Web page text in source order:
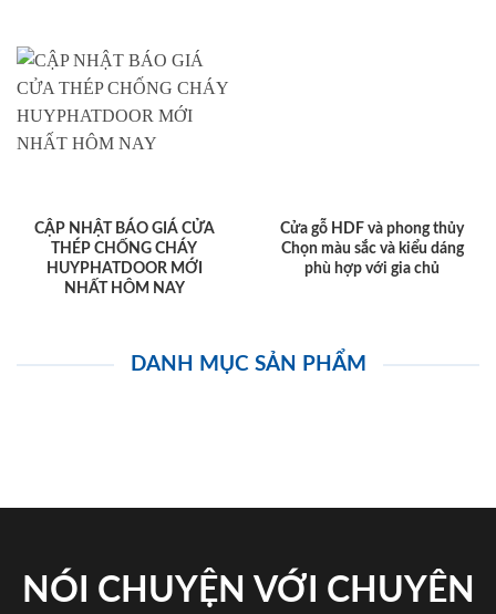
CẬP NHẬT BÁO GIÁ CỬA
THÉP CHỐNG CHÁY
HUYPHATDOOR MỚI
NHẤT HÔM NAY
Cửa gỗ HDF và phong thủy
Chọn màu sắc và kiểu dáng
phù hợp với gia chủ
DANH MỤC SẢN PHẨM
NÓI CHUYỆN VỚI CHUYÊN